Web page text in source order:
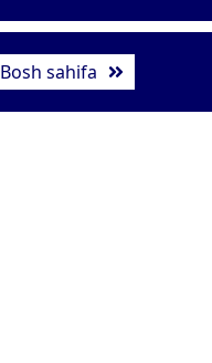
Bosh sahifa